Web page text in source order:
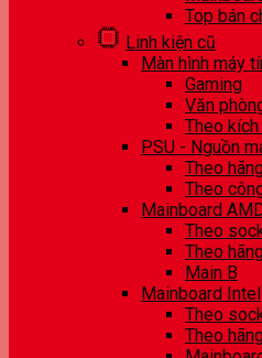
Top bán
Linh kiện cũ
Màn hình máy
Gaming
Văn
Theo
PSU - Nguồn
Theo
Theo
Mainboard
Theo
Theo
Main B
Mainboard Intel
Theo
Theo